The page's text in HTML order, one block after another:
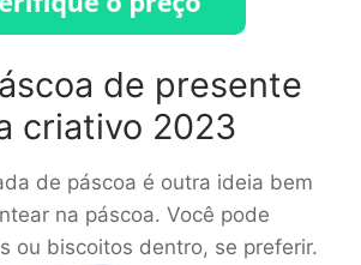
de presente
criativo 2023
de páscoa é outra ideia bem
na páscoa. Você pode
ou biscoitos dentro, se preferir.